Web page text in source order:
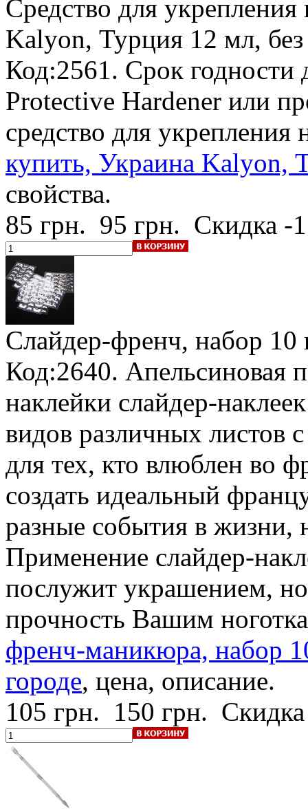
Средство для
Kalyon, Турция 12 мл,
Код:2561. Срок годности
Protective Hardener или
средство для
купить, Украина Kalyon,
свойства.
85 грн. 95 грн. Скидка -
Слайдер-френч, набор 10
Код:2640. Апельсиновая
наклейки слайдер-
видов различных листов
для тех, кто влюблен во
создать идеальный
разные события в жизни,
Применение слайдер-
послужит украшением,
прочность Вашим
френч-маникюра, набор
городе, цена, описание.
105 грн. 150 грн.